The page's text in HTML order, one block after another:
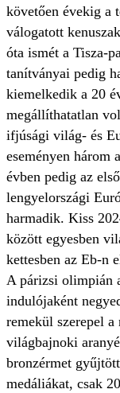
követően évekig a
válogatott
óta ismét a Tisza-
tanítványai pedig
kiemelkedik a 20
megállíthatatlan
ifjúsági világ- és
eseményen három
évben pedig az
lengyelországi
harmadik. Kiss
között egyesben
kettesben az Eb-n
A párizsi olimpián
indulójaként
remekül szerepel
világbajnoki
bronzérmet
medáliákat, csak